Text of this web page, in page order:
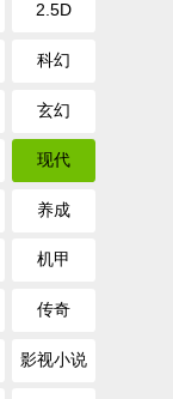
2.5D
科幻
玄幻
现代
养成
机甲
传奇
影视小说